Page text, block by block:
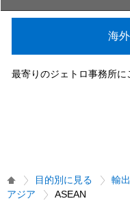
海
最寄りのジェトロ事務所に
目的別に見る 輸出
アジア
ASEAN